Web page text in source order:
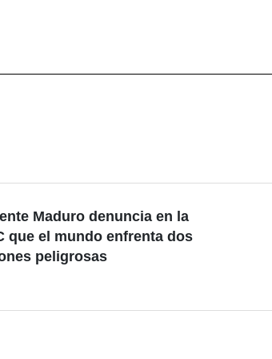
Maduro denuncia en la
que el mundo enfrenta dos
peligrosas